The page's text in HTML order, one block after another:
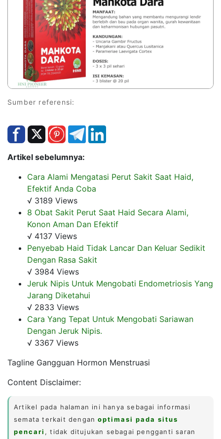
Sumber referensi:
Artikel sebelumnya:
Cara Alami Mengatasi Perut Sakit Saat Haid,
Efektif Anda Coba
√ 3189 Views
8 Obat Sakit Perut Saat Haid Secara Alami,
Konon Aman Dan Efektif
√ 4137 Views
Penyebab Haid Tidak Lancar Dan Keluar Sedikit
Dengan Rasa Sakit
√ 3984 Views
Jeruk Nipis Untuk Mengobati Endometriosis Yang
Jarang Diketahui
√ 2833 Views
Cara Yang Tepat Untuk Mengobati Sariawan
Dengan Jeruk Nipis.
√ 3367 Views
Tagline Gangguan Hormon Menstruasi
Content Disclaimer:
Artikel pada halaman ini hanya sebagai informasi
semata terkait denganoptimasi pada situs
pencari , tidak ditujukan sebagai pengganti saran